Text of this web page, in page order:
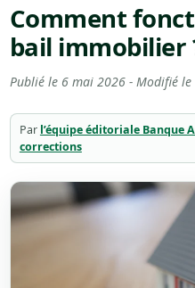
Comment
bail immobilier
Publié le 6 mai 2026- Modifié le
Par l’équipe éditoriale Banque
corrections